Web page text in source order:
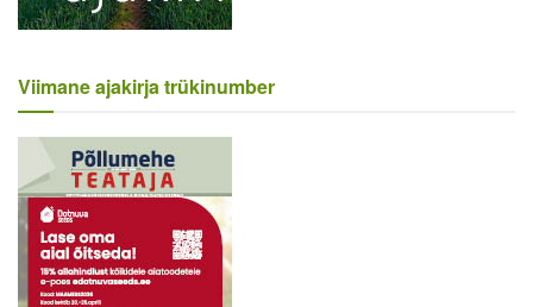
Viimane ajakirja trükinumber